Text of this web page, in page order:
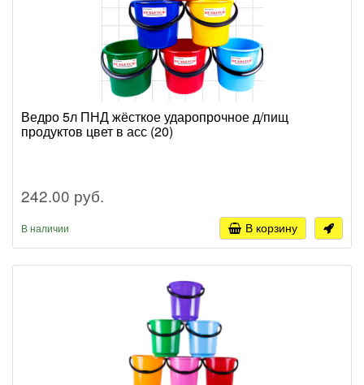
Ведро 5л ПНД жёсткое ударопрочное д/пищ
продуктов цвет в асс (20)
242.00 руб.
В наличии В корзину